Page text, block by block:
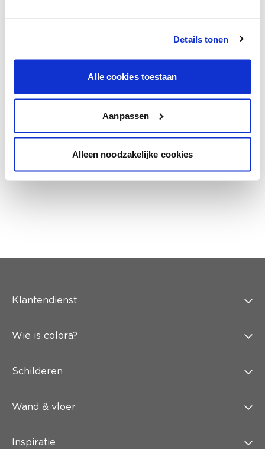
Details tonen
Alle cookies toestaan
Aanpassen
Alleen noodzakelijke cookies
Krijg kleuradvies op basis van de lichtinval
en je meubels.
Krijg ineens een technologische check-up
Klantendienst
Wie is colora?
Schilderen
Wand & vloer
Inspiratie